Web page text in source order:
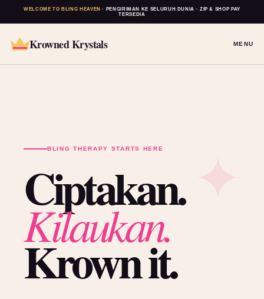
WELCOME TO BLING HEAVEN · PENGIRIMAN KE SELURUH DUNIA · ZIP & SHOP PAY
TERSEDIA
Krowned Krystals MENU
BLING THERAPY STARTS HERE
Ciptakan.
Kilaukan.
Krown it.